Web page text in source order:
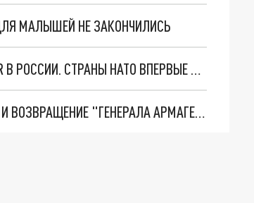
МАЛЫШЕЙ НЕ ЗАКОНЧИЛИСЬ
"ОЧЕНЬ ПЛОХИЕ НОВОСТИ": БОЛЬШАЯ ОШИБКА PALANTIR В РОССИИ. СТРАНЫ НАТО ВПЕРВЫЕ ЗА СВО ОСТАНОВИЛИ ПОСТАВКИ ОРУЖИЯ. ВСУ ТЕРЯЮТ ПРИГРАНИЧЬЕ?
ТРИ ГЛАВНЫХ ИНСАЙДА ОБ СВО. ОТМЕНА МОБИЛИЗАЦИИ И ВОЗВРАЩЕНИЕ "ГЕНЕРАЛА АРМАГЕДДОНА"? ОТЛИЧНЫЕ НОВОСТИ, КОТОРЫЕ ЖДАЛИ ВСЕ